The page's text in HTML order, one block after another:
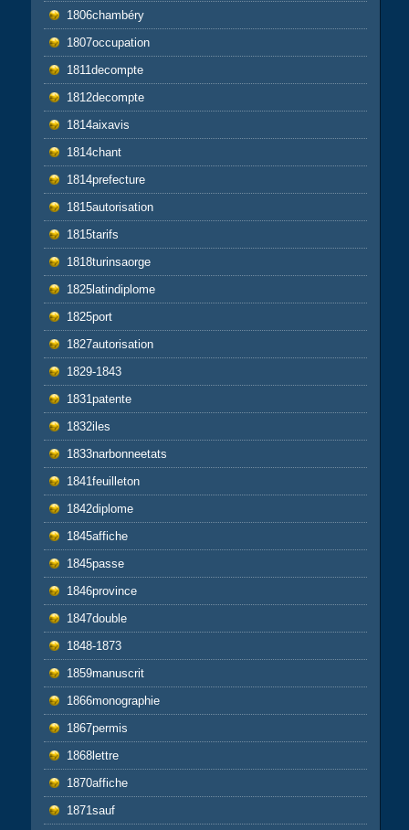
1806chambéry
1807occupation
1811decompte
1812decompte
1814aixavis
1814chant
1814prefecture
1815autorisation
1815tarifs
1818turinsaorge
1825latindiplome
1825port
1827autorisation
1829-1843
1831patente
1832iles
1833narbonneetats
1841feuilleton
1842diplome
1845affiche
1845passe
1846province
1847double
1848-1873
1859manuscrit
1866monographie
1867permis
1868lettre
1870affiche
1871sauf